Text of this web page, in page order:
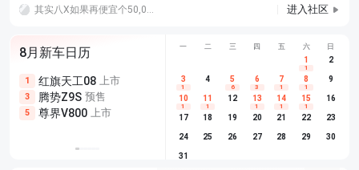
其实八X如果再便宜个50,000块左右，我觉得销量应该可以以和9X相当了！！！！ 进入社区
8月新车日历
1 红旗天工08 上市
3 腾势Z9S 预售
5 尊界V800 上市
尊界V680 上市
享界G9 预售
别克至境L7 预售
埃安
长城H10
深蓝S05
一 二 三 四 五 六 日
1
1
2
3
1
4 5
6
6
3
7
1
8
1
9
10
1
11
1
12 13
1
14
1
15
1
16
17 18 19 20 21 22 23
24 25 26 27 28 29 30
31